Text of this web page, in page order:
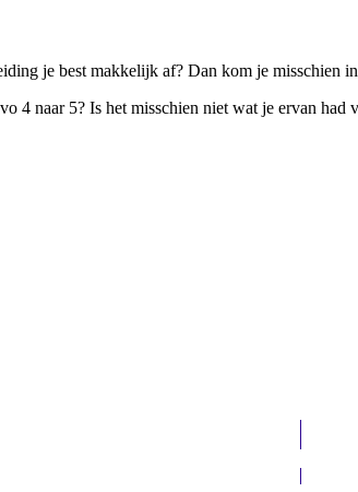
je best makkelijk af? Dan kom je misschien
4 naar 5? Is het misschien niet wat je ervan